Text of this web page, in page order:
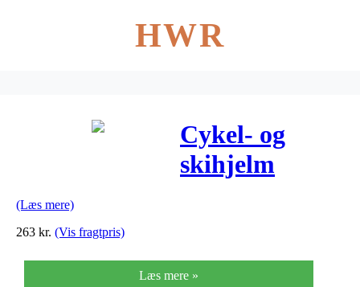
HWR
Cykel- og
skihjelm
52 cm
(Læs mere)
263 kr. (Vis fragtpris)
Læs mere »